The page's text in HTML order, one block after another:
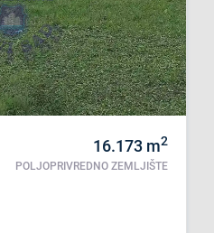
16.173 m2
POLJOPRIVREDNO ZEMLJIŠTE